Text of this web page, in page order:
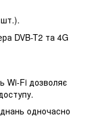
DVB-T2 та 4G
Wi-Fi дозволяє
одночасно